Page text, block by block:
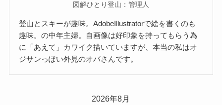
図解ひとり登山：管理人
登山とスキーが趣味。AdobeIllustratorで絵を書くのも
趣味。の中年主婦。自画像は好印象を持ってもらう為
に「あえて」カワイク描いていますが、本当の私はオ
ジサンっぽい外見のオバさんです。
2026年8月